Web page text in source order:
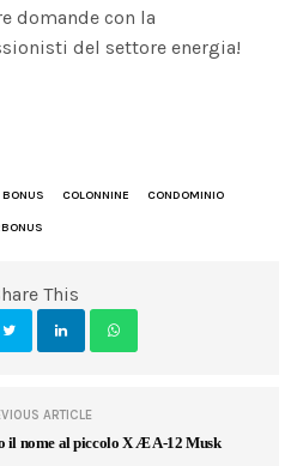
domande con la
del settore energia!
BONUS COLONNINE CONDOMINIO
This
ARTICLE
il nome al piccolo X Æ A-12 Musk